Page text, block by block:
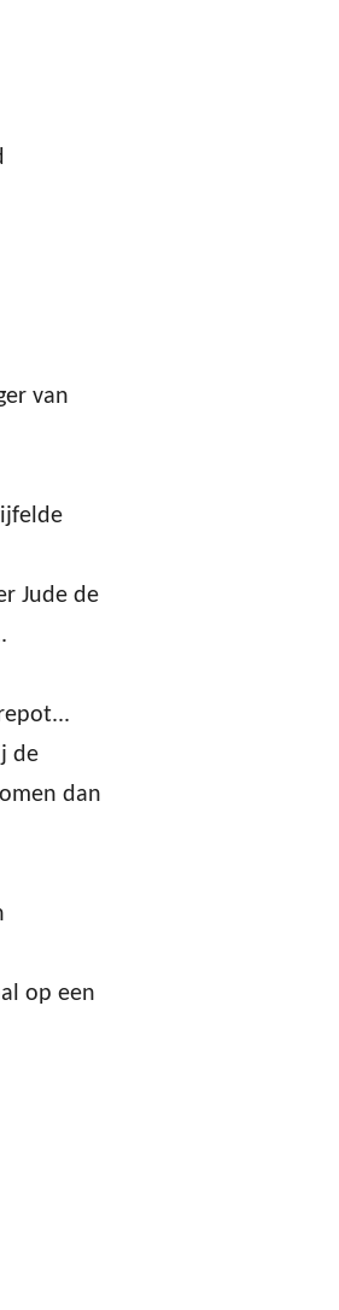
van
Jude de
de
dan
op een